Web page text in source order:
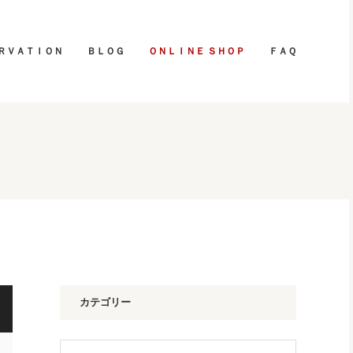
ＶＡＴＩＯＮ ＢＬＯＧ ＯＮＬＩＮＥ ＳＨＯＰ ＦＡＱ
カテゴリー